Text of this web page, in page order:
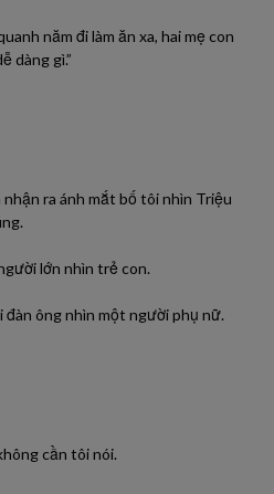
năm đi làm ăn xa, hai mẹ con
dàng gì.”
ra ánh mắt bố tôi nhìn Triệu
lớn nhìn trẻ con.
đàn ông nhìn một người phụ nữ.
cần tôi nói.